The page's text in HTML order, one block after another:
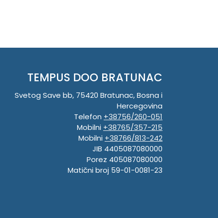
TEMPUS DOO BRATUNAC
Svetog Save bb, 75420 Bratunac, Bosna i
Hercegovina
Telefon +38756/260-051
Mobilni +38765/357-215
Mobilni +38766/813-242
JIB 4405087080000
Porez 405087080000
Matični broj 59-01-0081-23